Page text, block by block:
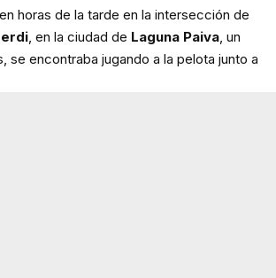
horas de la tarde en la intersección de
, en la ciudad de Laguna Paiva, un
se encontraba jugando a la pelota junto a